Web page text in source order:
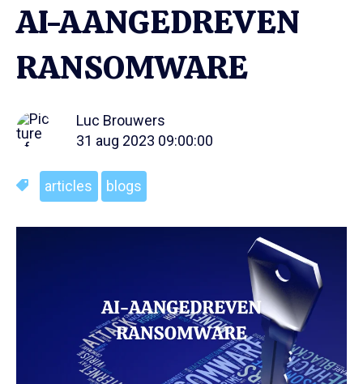
AI-AANGEDREVEN
RANSOMWARE
Luc Brouwers
31 aug 2023 09:00:00
articles blogs